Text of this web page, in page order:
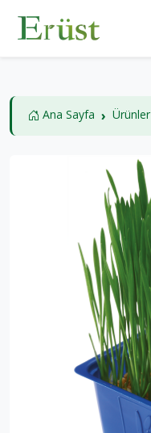
Ana Sayfa Ürünler